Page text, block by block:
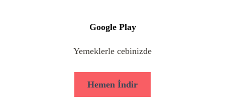
Google Play
Yemeklerle cebinizde
Hemen İndir